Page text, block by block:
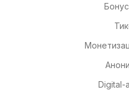
Digital-